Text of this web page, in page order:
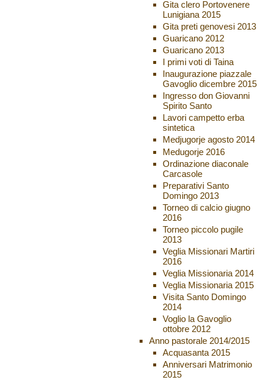
Gita clero Portovenere
Lunigiana 2015
Gita preti genovesi 2013
Guaricano 2012
Guaricano 2013
I primi voti di Taina
Inaugurazione piazzale
Gavoglio dicembre 2015
Ingresso don Giovanni
Spirito Santo
Lavori campetto erba
sintetica
Medjugorje agosto 2014
Medugorje 2016
Ordinazione diaconale
Carcasole
Preparativi Santo
Domingo 2013
Torneo di calcio giugno
2016
Torneo piccolo pugile
2013
Veglia Missionari Martiri
2016
Veglia Missionaria 2014
Veglia Missionaria 2015
Visita Santo Domingo
2014
Voglio la Gavoglio
ottobre 2012
Anno pastorale 2014/2015
Acquasanta 2015
Anniversari Matrimonio
2015